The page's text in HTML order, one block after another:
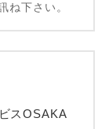
ね下さい。
スOSAKA